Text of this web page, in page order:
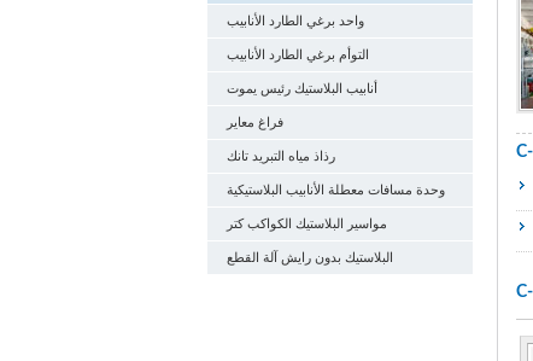
واحد برغي الطارد الأنابيب
التوأم برغي الطارد الأنابيب
أنابيب البلاستيك رئيس يموت
فراغ معاير
رذاذ مياه التبريد تانك
وحدة مسافات معطلة الأنابيب البلاستيكية
مواسير البلاستيك الكواكب كتر
البلاستيك بدون رايش آلة القطع